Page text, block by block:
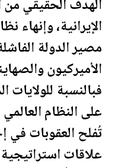
الهدف الحقيقي
الإيرانية، وإنهاء
مصير الدولة
الأميركيون
فبالنسبة للولايات
على النظام
تُفلح العقوبات
علاقات